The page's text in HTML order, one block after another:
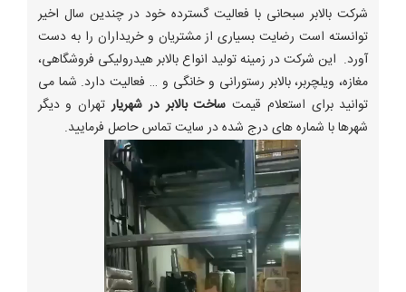
شرکت بالابر سبحانی با فعالیت گسترده خود در چندین سال اخیر
توانسته است رضایت بسیاری از مشتریان و خریداران را به دست
آورد. این شرکت در زمینه تولید انواع بالابر هیدرولیکی فروشگاهی،
مغازه، ویلچربر، بالابر رستورانی و خانگی و … فعالیت دارد. شما می
توانید برای استعلام قیمت ساخت بالابر در شهریارتهران و دیگر
شهرها با شماره های درج شده در سایت تماس حاصل فرمایید.